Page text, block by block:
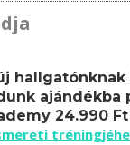
ajándékba
24.990